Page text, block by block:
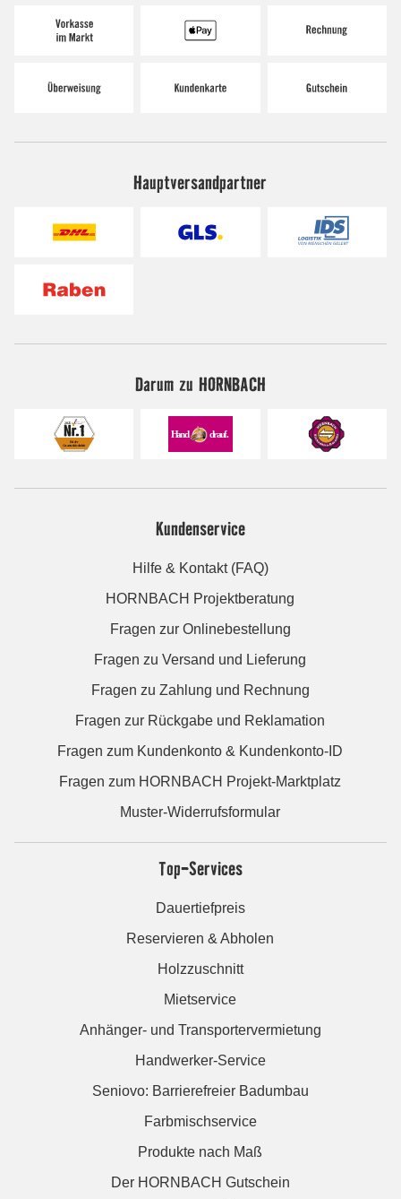
Hauptversandpartner
Darum zu HORNBACH
Kundenservice
Hilfe & Kontakt (FAQ)
HORNBACH Projektberatung
Fragen zur Onlinebestellung
Fragen zu Versand und Lieferung
Fragen zu Zahlung und Rechnung
Fragen zur Rückgabe und Reklamation
Fragen zum Kundenkonto & Kundenkonto-ID
Fragen zum HORNBACH Projekt-Marktplatz
Muster-Widerrufsformular
Top-Services
Dauertiefpreis
Reservieren & Abholen
Holzzuschnitt
Mietservice
Anhänger- und Transportervermietung
Handwerker-Service
Seniovo: Barrierefreier Badumbau
Farbmischservice
Produkte nach Maß
Der HORNBACH Gutschein